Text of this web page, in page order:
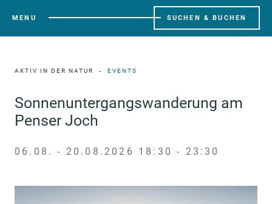
MENU SUCHEN & BUCHEN
AKTIV IN DER NATUR EVENTS
Sonnenuntergangswanderung am
Penser Joch
06.08. - 20.08.2026 18:30 - 23:30